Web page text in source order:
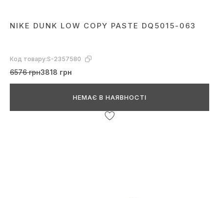
NIKE DUNK LOW COPY PASTE DQ5015-063
Код товару:S-2357580
6576 грн3818 грн
НЕМАЄ В НАЯВНОСТІ